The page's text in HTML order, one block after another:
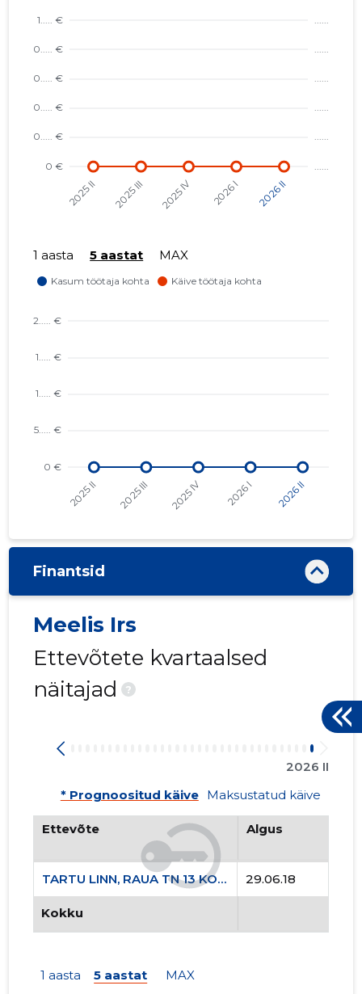
1 aasta 5 aastat MAX
Finantsid
Meelis Irs
Ettevõtete kvartaalsed
näitajad
?
2026 II
* Prognoositud käive Maksustatud käive
Ettevõte Algus
TARTU LINN, RAUA TN 13 KORTERIÜHISTU 29.06.18
Kokku
1 aasta 5 aastat MAX